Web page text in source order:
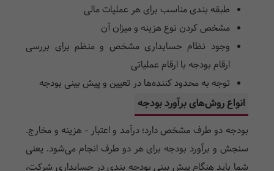
طبقه بندی مناسب برای هر عملیات مالی
مشخص کردن نوع هزینه و میزان آن
وجود نظام حسابداری مشخص و منظم برای بررسی
ارقام بودجه با ارقام عملیاتی
توجه به محدود کننده‌ها در تعیین و پیش بینی بودجه
انواع روش‌های برآورد بودجه
بودجه دو طرف مشخص دارد؛ درآمد و اعتبار - هزینه و مخارج.
سنجش و برآورد بودجه برای هر دو طرف انجام می‌شود. یعنی
شما باید هنگام پیش بینی بودجه بندی در حسابداری شرکت،